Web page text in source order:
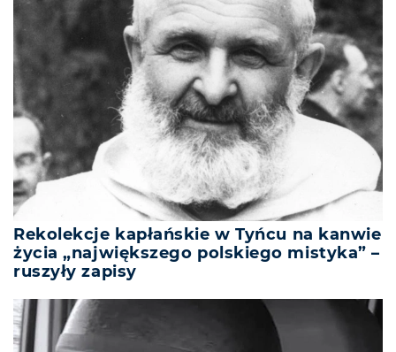
Rekolekcje kapłańskie w Tyńcu na kanwie
życia „największego polskiego mistyka” –
ruszyły zapisy